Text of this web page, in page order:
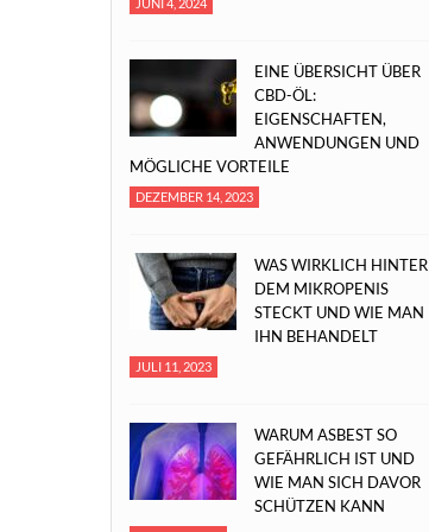
EINE ÜBERSICHT ÜBER
CBD-ÖL:
EIGENSCHAFTEN,
ANWENDUNGEN UND
MÖGLICHE VORTEILE
DEZEMBER 14, 2023
WAS WIRKLICH HINTER
DEM MIKROPENIS
STECKT UND WIE MAN
IHN BEHANDELT
JULI 11, 2023
WARUM ASBEST SO
GEFÄHRLICH IST UND
WIE MAN SICH DAVOR
SCHÜTZEN KANN